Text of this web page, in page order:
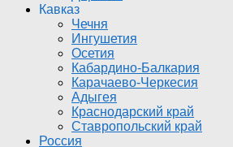
Кавказ
Чечня
Ингушетия
Осетия
Кабардино-Балкария
Карачаево-Черкесия
Адыгея
Краснодарский край
Ставропольский край
Россия